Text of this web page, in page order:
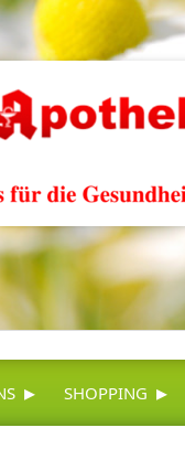
▸ SHOPPING ▸